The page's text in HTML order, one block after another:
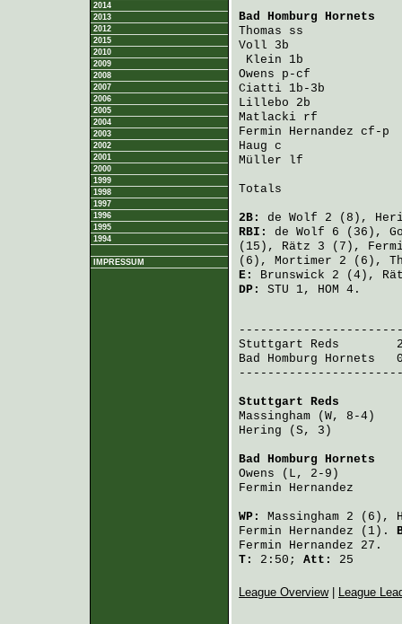
2014
2013
2012
2015
2010
2009
2008
2007
2006
2005
2004
2003
2002
2001
2000
1999
1998
1997
1996
1995
1994
IMPRESSUM
Bad Homburg Hornets
Thomas ss
Voll 3b
Klein 1b
Owens p-cf
Ciatti 1b-3b
Lillebo 2b
Matlacki rf
Fermin Hernandez cf-p
Haug c
Müller lf
Totals
2B: de Wolf 2 (8),
RBI: de Wolf 6 (36),
(15), Rätz 3 (7),
(6), Mortimer 2 (6),
E: Brunswick 2 (4),
DP:
STU 1, HOM 4.
Stuttgart Reds
Bad Homburg Hornets
Stuttgart Reds
Massingham (W, 8-4)
Hering (S, 3)
Bad Homburg Hornets
Owens (L, 2-9)
Fermin Hernandez
WP: Massingham 2 (6),
Fermin Hernandez (1).
Fermin Hernandez 27.
T:
2:50; Att: 25
League Overview| League